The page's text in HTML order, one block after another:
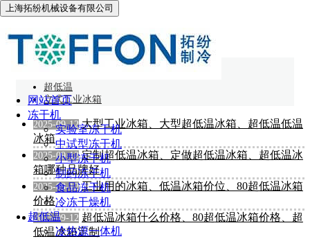
上海拓纷机械设备有限公司
网站首页
冻干机
实验室冻干机
中试型冻干机
小型冻干机
制药冻干机
食品冻干机
冷冻干燥机
超低温
冷热源一体机
立式工业冰箱
超低温
立式工业冰箱
2025-09-12 大型工业冰箱、大型超低温冰箱、超低温低温
冰箱
2025-09-12 定制超低温冰箱、定做超低温冰箱、超低温冰
箱哪种品牌好
2025-09-12 工业用的冰箱、低温冰箱价位、80超低温冰箱
价格
2025-09-12 超低温冰箱什么价格、80超低温冰箱价格、超
低温冰箱定制